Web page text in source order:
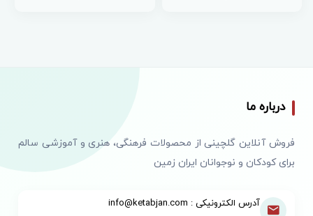
درباره ما
فروش آنلاین گلچینی از محصولات فرهنگی، هنری و آموزشی سالم
برای کودکان و نوجوانان ایران زمین
آدرس الکترونیکی : info@ketabjan.com